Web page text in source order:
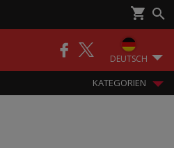
DEUTSCH
KATEGORIEN